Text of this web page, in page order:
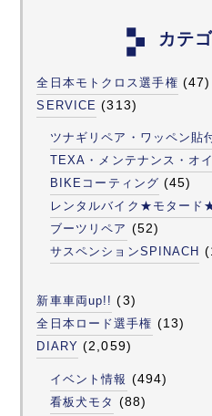
カテ
全日本モトクロス選手権 (47)
SERVICE (313)
ツナギリペア・ワッペン貼
TEXA・メンテナンス・オ
BIKEコーティング (45)
レンタルバイク★モタード
ブーツリペア (52)
サスペンションSPINACH
新車車両up!! (3)
全日本ロード選手権 (13)
DIARY (2,059)
イベント情報 (494)
看板犬モタ (88)